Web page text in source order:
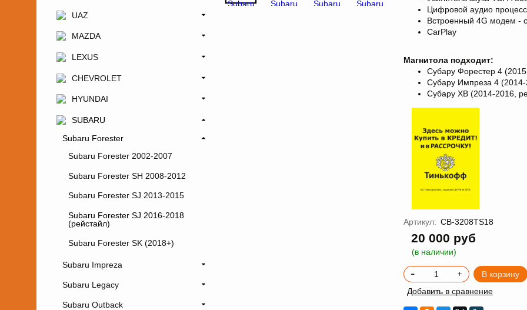
Цифровой аудио
Встроенный 4G модем -
CarPlay
Магнитола подходит:
Субару Форестер 4
Субару Импреза 4 (2014-
Субару ХВ (2014-2016,
Артикул: CB-3208TS18
20 000 руб
(в наличии)
В корзину
Добавить в сравнение
UAZ
MAZDA
LEXUS
CHEVROLET
HYUNDAI
SUBARU
Subaru Forester
Subaru Forester 2002-2007
Subaru Forester SH 2008-2012
Subaru Forester SJ 2013-2015
Subaru Forester SJ 2016-2018
(рейстайл)
Subaru Forester SK (2018+)
Subaru Impreza
Subaru Legacy
Subaru Outback